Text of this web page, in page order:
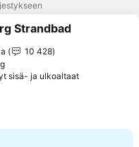
suosikkeihin
Strandbad
10 428
sisä- ja ulkoaltaat